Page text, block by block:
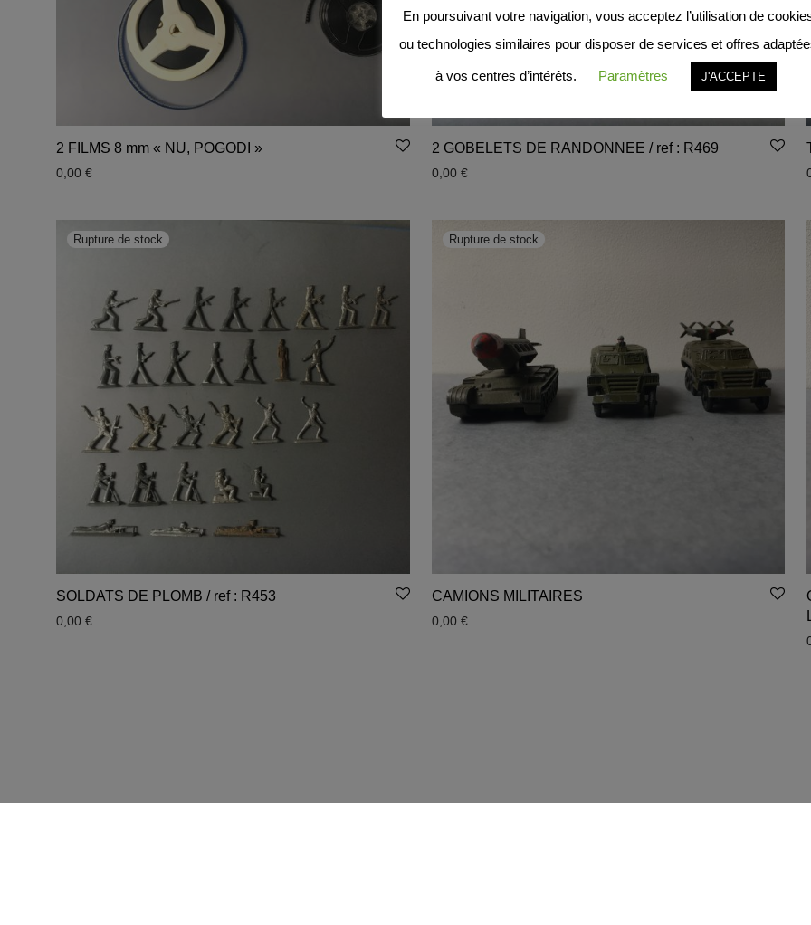
2 FILMS 8 mm « NU, POGODI »
0,00 €
2 GOBELETS DE RANDONNEE / ref : R469
0,00 €
SOLDATS DE PLOMB / ref : R453
0,00 €
CAMIONS MILITAIRES
0,00 €
En poursuivant votre navigation, vous acceptez l’utilisation de
ou technologies similaires pour disposer de services et offres
à vos centres d’intérêts. Paramètres J'ACCEPTE